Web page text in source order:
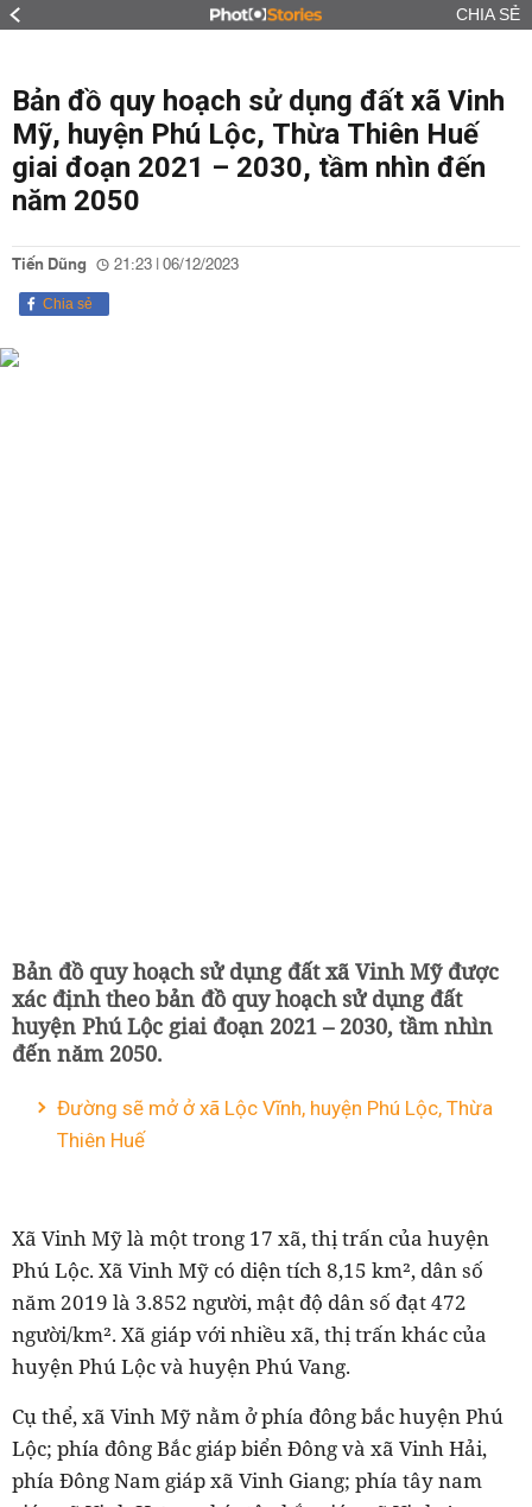
CHIA SẺ
Bản đồ quy hoạch sử dụng đất xã Vinh
Mỹ, huyện Phú Lộc, Thừa Thiên Huế
giai đoạn 2021 – 2030, tầm nhìn đến
năm 2050
Tiến Dũng 21:23 | 06/12/2023
Chia sẻ
Bản đồ quy hoạch sử dụng đất xã Vinh Mỹ được
xác định theo bản đồ quy hoạch sử dụng đất
huyện Phú Lộc giai đoạn 2021 – 2030, tầm nhìn
đến năm 2050.
Đường sẽ mở ở xã Lộc Vĩnh, huyện Phú Lộc, Thừa
Thiên Huế
Xã Vinh Mỹ là một trong 17 xã, thị trấn của huyện
Phú Lộc. Xã Vinh Mỹ có diện tích 8,15 km², dân số
năm 2019 là 3.852 người, mật độ dân số đạt 472
người/km². Xã giáp với nhiều xã, thị trấn khác của
huyện Phú Lộc và huyện Phú Vang.
Cụ thể, xã Vinh Mỹ nằm ở phía đông bắc huyện Phú
Lộc; phía đông Bắc giáp biển Đông và xã Vinh Hải,
phía Đông Nam giáp xã Vinh Giang; phía tây nam